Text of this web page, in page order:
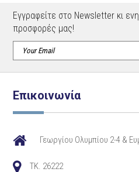
Εγγραφείτε στο Newsletter κι
προσφορές μας!
Επικοινωνία
Γεωργίου Ολυμπίου 2-4 &
TK. 26222